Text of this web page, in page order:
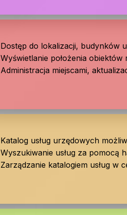
Dostęp do lokalizacji, budynków
Wyświetlanie położenia obiektów
Administracja miejscami,
Katalog usług urzędowych
Wyszukiwanie usług za pomocą
Zarządzanie katalogiem usług w